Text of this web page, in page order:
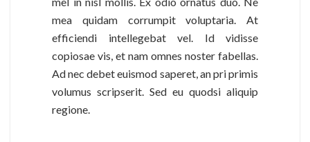
mea quidam corrumpit voluptaria. At
efficiendi intellegebat vel. Id vidisse
copiosae vis, et nam omnes noster fabellas.
Ad nec debet euismod saperet, an pri primis
volumus scripserit. Sed eu quodsi aliquip
regione.